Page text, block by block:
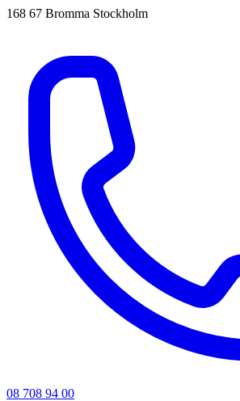
168 67 Bromma Stockholm
08 708 94 00